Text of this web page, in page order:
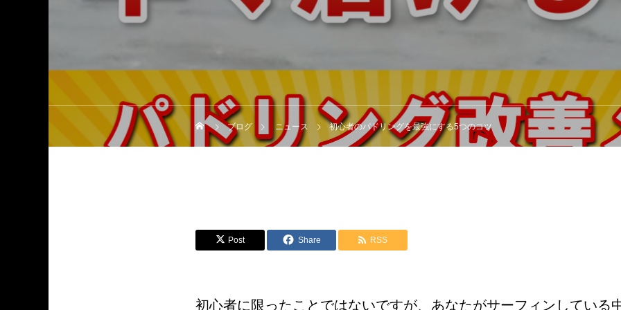
ブログ ニュース 初心者のパドリングを最強にする5つのコツ
Post Share RSS
初心者に限ったことではないですが、あなたがサーフィンしている